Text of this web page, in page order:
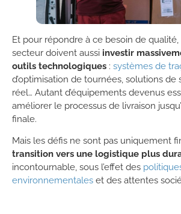
Et pour répondre à ce besoin de
secteur doivent aussi investir
outils technologiques : systèmes de
d’optimisation de tournées, solutions de
réel… Autant d’équipements devenus
améliorer le processus de livraison
finale.
Mais les défis ne sont pas uniquement
transition vers une logistique plus
incontournable, sous l’effet des
environnementales et des attentes